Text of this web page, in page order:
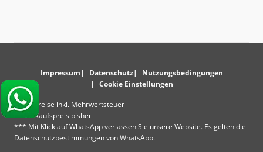
Impressum Datenschutz
Nutzungsbedingungen
Cookie Einstellungen
* Alle Preise inkl. Mehrwertsteuer
** Verkaufspreis bisher
*** Mit Klick auf WhatsApp verlassen Sie unsere Website. Es gelten die
Datenschutzbestimmungen von WhatsApp.